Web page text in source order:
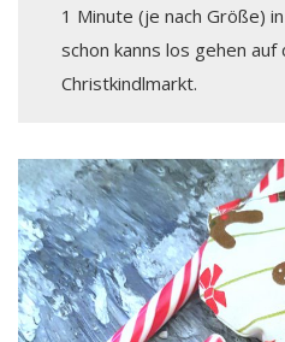
1 Minute (je nach Größe)
schon kanns los gehen auf
Christkindlmarkt.